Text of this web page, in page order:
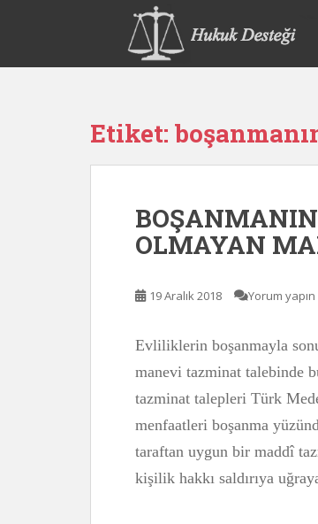
p
Etiket:
OLMAYAN
19 Aralık 2018 Yorum yapın
Evliliklerin boşanmayla
manevi tazminat talebinde
tazminat talepleri Türk
menfaatleri boşanma
taraftan uygun bir maddî
kişilik hakkı saldırıya